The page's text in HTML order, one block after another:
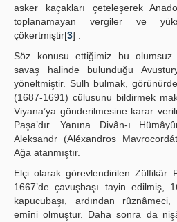
asker kaçakları çeteleşerek
toplanamayan vergiler ve
çökertmiştir[3] .
Söz konusu ettiğimiz bu olumsuz
savaş halinde bulunduğu
yöneltmiştir. Sulh bulmak,
(1687-1691) cülusunu bildirmek
Viyana’ya gönderilmesine karar
Paşa’dır. Yanına Divân-ı
Aleksandr (Aléxandros
Ağa atanmıştır.
Elçi olarak görevlendirilen Zülfikâr
1667’de çavuşbaşı tayin edilmiş,
kapucubaşı, ardından
emîni olmuştur. Daha sonra da